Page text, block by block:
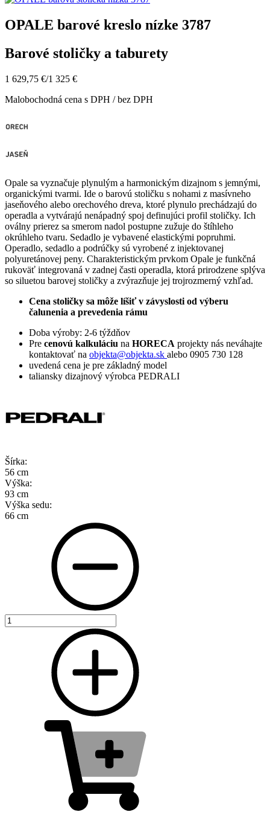
OPALE barové kreslo nízke 3787
Barové stoličky a taburety
1 629,75 €/1 325 €
Malobochodná cena s DPH / bez DPH
Opale sa vyznačuje plynulým a harmonickým dizajnom s jemnými,
organickými tvarmi. Ide o barovú stoličku s nohami z masívneho
jaseňového alebo orechového dreva, ktoré plynulo prechádzajú do
operadla a vytvárajú nenápadný spoj definujúci profil stoličky. Ich
oválny prierez sa smerom nadol postupne zužuje do štíhleho
okrúhleho tvaru. Sedadlo je vybavené elastickými popruhmi.
Operadlo, sedadlo a podrúčky sú vyrobené z injektovanej
polyuretánovej peny. Charakteristickým prvkom Opale je funkčná
rukoväť integrovaná v zadnej časti operadla, ktorá prirodzene splýva
so siluetou barovej stoličky a zvýrazňuje jej trojrozmerný vzhľad.
Cena stoličky sa môže líšiť v závyslosti od výberu
čalunenia a prevedenia rámu
Doba výroby: 2-6 týždňov
Pre cenovú kalkuláciu na HORECA projekty nás neváhajte
kontaktovať na objekta@objekta.sk alebo 0905 730 128
uvedená cena je pre základný model
taliansky dizajnový výrobca PEDRALI
Šírka:
56 cm
Výška:
93 cm
Výška sedu:
66 cm